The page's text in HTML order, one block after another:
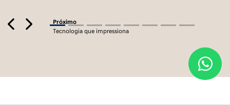
PreviousNext
Próximo
Tecnologia que impressiona